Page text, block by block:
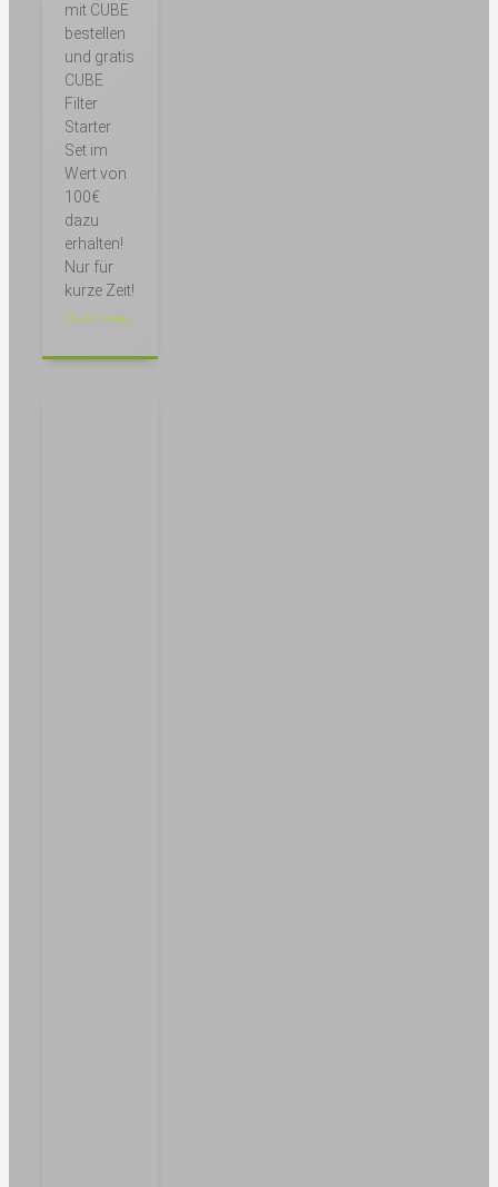
mit CUBE
bestellen
und gratis
CUBE
Filter
Starter
Set im
Wert von
100€
dazu
erhalten!
Nur für
kurze Zeit!
Weiterlesen